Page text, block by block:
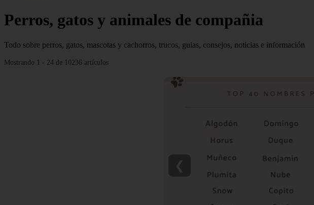
Perros, gatos y animales de compañia
Todo sobre perros, gatos, mascotas y cachorros, trucos, guias, consejos, noticias e información
Mostrando 1 - 24 de 10236 artículos